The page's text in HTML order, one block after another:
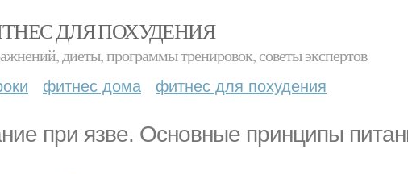
ДЛЯ ПОХУДЕНИЯ
диеты, программы тренировок, советы экспертов
фитнес дома фитнес для похудения
при язве. Основные принципы